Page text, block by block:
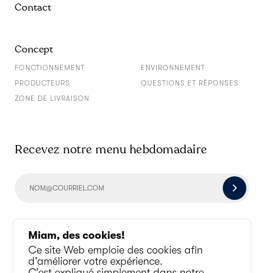
Miam, des cookies!
Ce site Web emploie des cookies afin
d’améliorer votre expérience.
Contact
Concept
FONCTIONNEMENT
ENVIRONNEMENT
PRODUCTEURS
QUESTIONS ET RÉPONSES
ZONE DE LIVRAISON
Socialisons un peu
Recevez notre menu hebdomadaire